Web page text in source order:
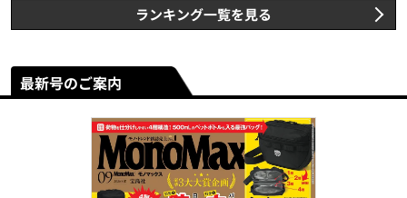
ランキング一覧を見る
最新号のご案内